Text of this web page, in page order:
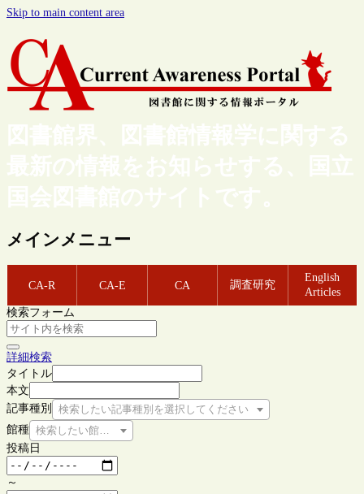
Skip to main content area
図書館界、図書館情報学に関する
最新の情報をお知らせする、国立
国会図書館のサイトです。
メインメニュー
CA-R CA-E CA 調査研究
English
Articles
検索フォーム
詳細検索
タイトル
本文
記事種別
検索したい記事種別を選択してください
館種 検索したい館種を選択してください
投稿日
～